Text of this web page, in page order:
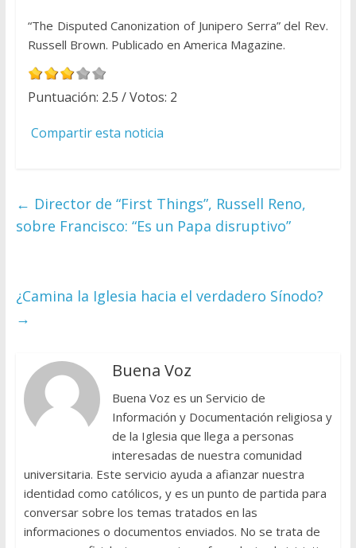
“The Disputed Canonization of Junipero Serra” del Rev.
Russell Brown. Publicado en America Magazine.
Puntuación: 2.5 / Votos: 2
Compartir esta noticia
← Director de “First Things”, Russell Reno,
sobre Francisco: “Es un Papa disruptivo”
¿Camina la Iglesia hacia el verdadero Sínodo?
→
Buena Voz
Buena Voz es un Servicio de
Información y Documentación religiosa y
de la Iglesia que llega a personas
interesadas de nuestra comunidad
universitaria. Este servicio ayuda a afianzar nuestra
identidad como católicos, y es un punto de partida para
conversar sobre los temas tratados en las
informaciones o documentos enviados. No se trata de